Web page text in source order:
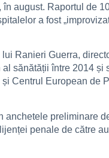
august. Raportul de
a fost
Ranieri Guerra,
sănătății între 2014
Centrul European de
anchetele preliminare
penale de către